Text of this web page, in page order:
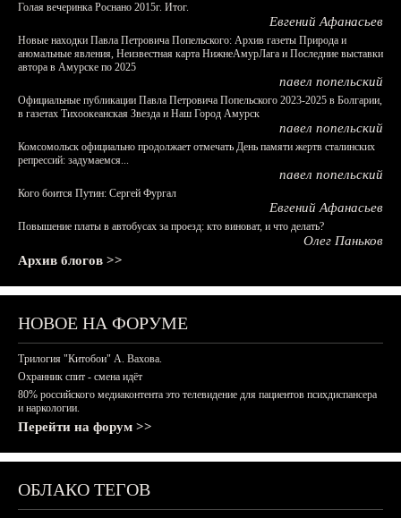
Голая вечеринка Роснано 2015г. Итог.
Евгений Афанасьев
Новые находки Павла Петровича Попельского: Архив газеты Природа и
аномальные явления, Неизвестная карта НижнеАмурЛага и Последние выставки
автора в Амурске по 2025
павел попельский
Официальные публикации Павла Петровича Попельского 2023-2025 в Болгарии,
в газетах Тихоокеанская Звезда и Наш Город Амурск
павел попельский
Комсомольск официально продолжает отмечать День памяти жертв сталинских
репрессий: задумаемся...
павел попельский
Кого боится Путин: Сергей Фургал
Евгений Афанасьев
Повышение платы в автобусах за проезд: кто виноват, и что делать?
Олег Паньков
Архив блогов >>
НОВОЕ НА ФОРУМЕ
Трилогия "Китобои" А. Вахова.
Охранник спит - смена идёт
80% российского медиаконтента это телевидение для пациентов психдиспансера
и наркологии.
Перейти на форум >>
ОБЛАКО ТЕГОВ